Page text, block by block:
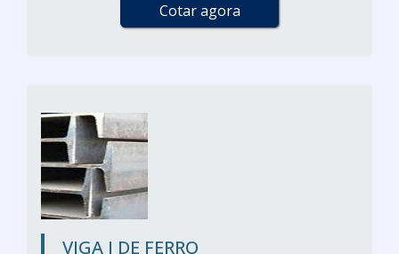
Cotar agora
VIGA I DE FERRO